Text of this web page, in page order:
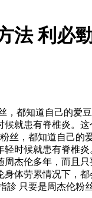
法 利必
，都知道自己的爱
就患有脊椎炎。
丝，都知道自己的
时候就患有脊椎
杰伦多年，而且
体劳累情况下，
診 只要是周杰伦